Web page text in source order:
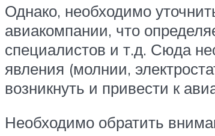
Однако, необходимо
авиакомпании, что
специалистов и т.д. Сюда
явления (молнии,
возникнуть и привести к
Необходимо обратить